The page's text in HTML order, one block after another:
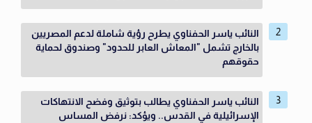
النائب ياسر الحفناوي يطرح رؤية شاملة لدعم المصريين
بالخارج تشمل "المعاش العابر للحدود" وصندوق لحماية
حقوقهم
النائب ياسر الحفناوي يطالب بتوثيق وفضح الانتهاكات
الإسرائيلية في القدس.. ويؤكد: نرفض المساس